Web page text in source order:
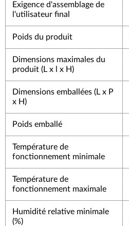
Exigence d'assemblage de
l'utilisateur final
Poids du produit
Dimensions maximales du
produit (L x l x H)
Dimensions emballées (L x P
x H)
Poids emballé
Température de
fonctionnement minimale
Température de
fonctionnement maximale
Humidité relative minimale
(%)